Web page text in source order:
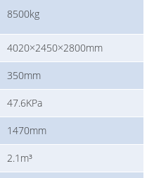
8500kg
4020×2450×2800mm
350mm
47.6KPa
1470mm
2.1m³